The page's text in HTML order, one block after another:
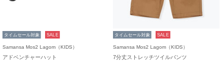
タイムセール対象 SALE
Samansa Mos2 Lagom（KIDS）
アドベンチャーハット
タイムセール対象 SALE
Samansa Mos2 Lagom（KIDS）
7分丈ストレッチツイルパンツ